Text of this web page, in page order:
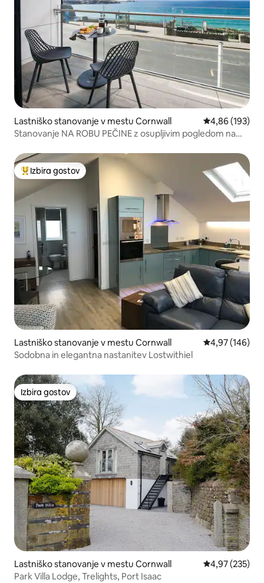
Lastniško stanovanje v mestu Cornwall Povprečna
4,86 (193)
Stanovanje NA ROBU PEČINE z osupljivim pogledom na
Najbolj priljubljena prenočišča z značko »Izbira gostov«
Izbira gostov
Lastniško stanovanje v mestu Cornwall Povprečna
4,97 (146)
Sodobna in elegantna nastanitev Lostwithiel
Izbira gostov
Izbira gostov
Lastniško stanovanje v mestu Cornwall Povprečna
4,97 (235)
Park Villa Lodge, Trelights, Port Isaac